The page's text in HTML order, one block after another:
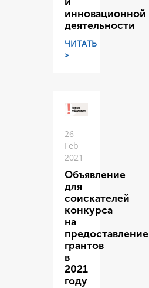
инновационной
деятельности
ЧИТАТЬ
>
26
Feb
2021
Объявление
для
соискателей
конкурса
на
предоставление
грантов
в
2021
году